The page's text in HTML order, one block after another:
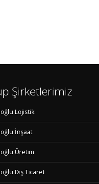
Şirketlerimiz
Lojistik
İnşaat
Üretim
Dış Ticaret